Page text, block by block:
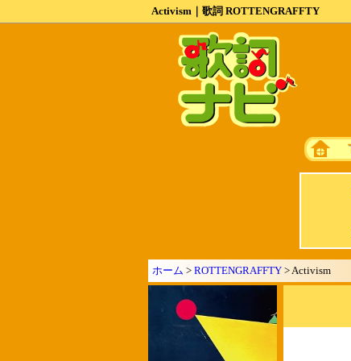
Activism｜歌詞 ROTTENGRAFFTY
ホーム > ROTTENGRAFFTY > Activism